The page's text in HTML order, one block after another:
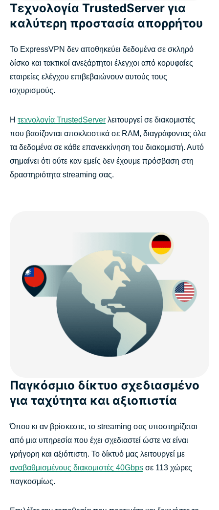
Τεχνολογία TrustedServer για
καλύτερη προστασία απορρήτου
Το ExpressVPN δεν αποθηκεύει δεδομένα σε σκληρό
δίσκο και τακτικοί ανεξάρτητοι έλεγχοι από κορυφαίες
εταιρείες ελέγχου επιβεβαιώνουν αυτούς τους
ισχυρισμούς.
Η τεχνολογία TrustedServer λειτουργεί σε διακομιστές
που βασίζονται αποκλειστικά σε RAM, διαγράφοντας όλα
τα δεδομένα σε κάθε επανεκκίνηση του διακομιστή. Αυτό
σημαίνει ότι ούτε καν εμείς δεν έχουμε πρόσβαση στη
δραστηριότητα streaming σας.
Παγκόσμιο δίκτυο σχεδιασμένο
για ταχύτητα και αξιοπιστία
Όπου κι αν βρίσκεστε, το streaming σας υποστηρίζεται
από μια υπηρεσία που έχει σχεδιαστεί ώστε να είναι
γρήγορη και αξιόπιστη. Το δίκτυό μας λειτουργεί με
αναβαθμισμένους διακομιστές 40Gbps σε 113 χώρες
παγκοσμίως.